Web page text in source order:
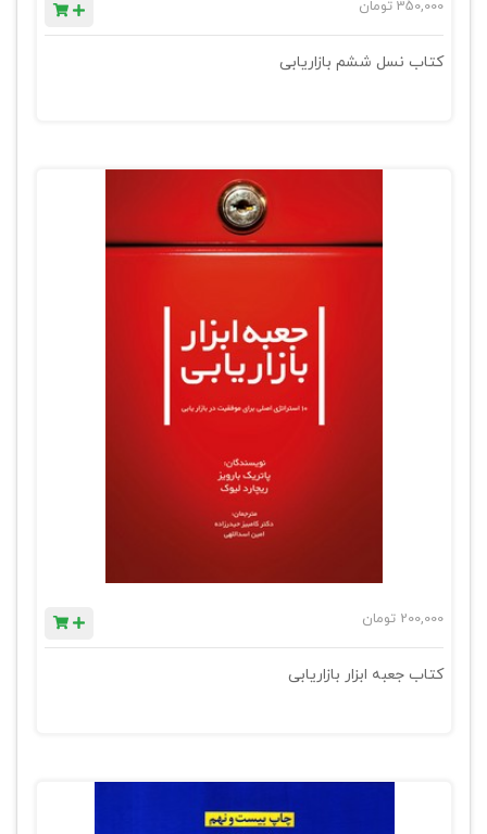
350,000 تومان
کتاب نسل ششم بازاریابی
200,000 تومان
کتاب جعبه ابزار بازاریابی